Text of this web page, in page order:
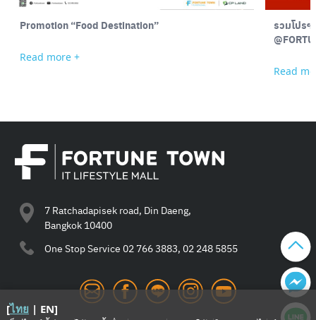
Promotion “Food Destination”
Read more +
รวมโปรฯ
Read
7 Ratchadapisek road, Din Daeng,
Bangkok 10400
One Stop Service 02 766 3883, 02 248 5855
[ไทย | EN]